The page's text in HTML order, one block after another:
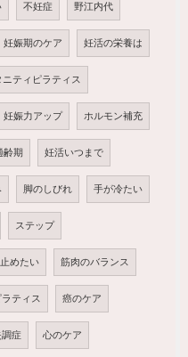
不妊症 野江内代
妊娠期のケア 妊活の栄養は
ニティピラティス
妊娠力アップ ホルモン補充
齢期 妊活いつまで
脚のしびれ 手が冷たい
ステップ
めたい 筋肉のバランス
ラティス 癌のケア
調症 心のケア